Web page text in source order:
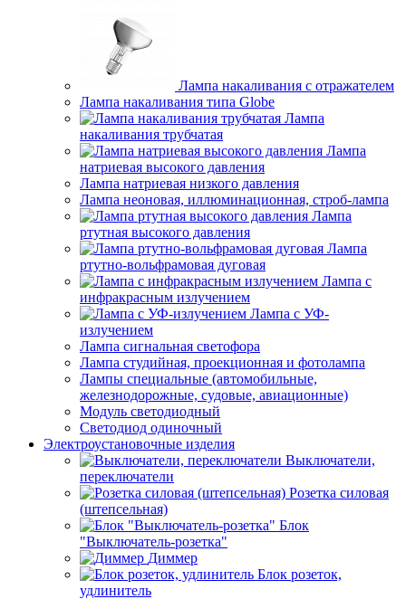
Лампа накаливания с отражателем
Лампа накаливания типа Globe
Лампа
накаливания трубчатая
Лампа
натриевая высокого давления
Лампа натриевая низкого давления
Лампа неоновая, иллюминационная, строб-лампа
Лампа
ртутная высокого давления
Лампа
ртутно-вольфрамовая дуговая
Лампа с
инфракрасным излучением
Лампа с УФ-
излучением
Лампа сигнальная светофора
Лампа студийная, проекционная и фотолампа
Лампы специальные (автомобильные,
железнодорожные, судовые, авиационные)
Модуль светодиодный
Светодиод одиночный
Электроустановочные изделия
Выключатели,
переключатели
Розетка силовая
(штепсельная)
Блок
"Выключатель-розетка"
Диммер
Блок розеток,
удлинитель